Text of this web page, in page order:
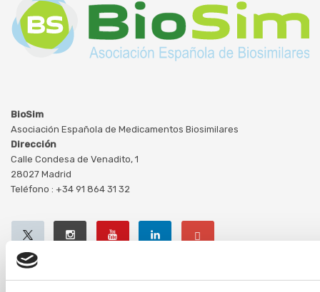
BioSim
Asociación Española de Medicamentos Biosimilares
Dirección
Calle Condesa de Venadito, 1
28027 Madrid
Teléfono : +34 91 864 31 32